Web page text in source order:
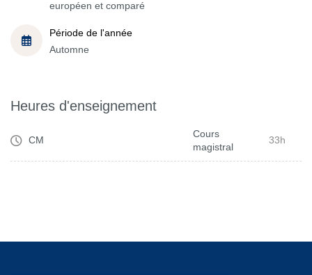
européen et comparé
Période de l'année
Automne
Heures d'enseignement
CM
Cours
magistral
33h